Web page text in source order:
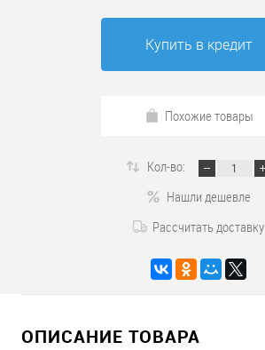
Купить в кредит
Похожие товары
Кол-во:
Нашли дешевле
Рассчитать доставку
ОПИСАНИЕ ТОВАРА